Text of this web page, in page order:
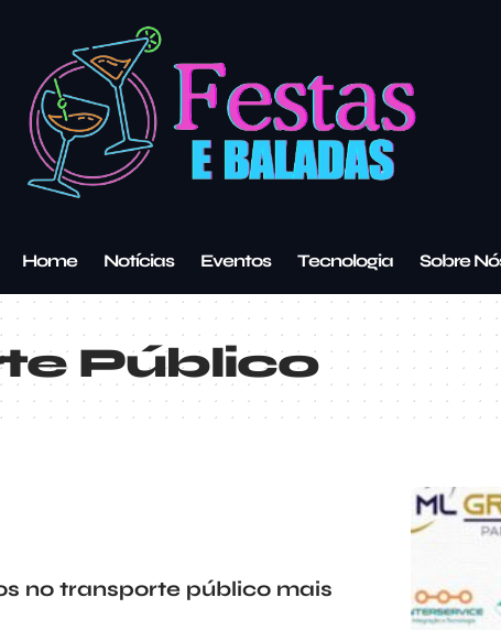
Home Notícias Eventos Tecnologia Sobre
Público
no transporte público mais